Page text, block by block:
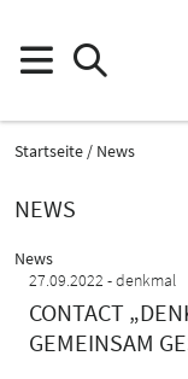
Startseite
News
NEWS
News
27.09.2022
denkmal
CONTACT
GEMEINSAM